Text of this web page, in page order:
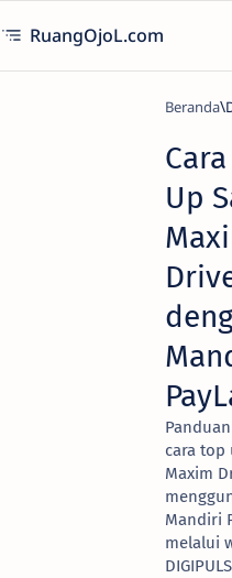
RuangOjoL.com
Beranda
Up
cara top
Maxim
Mandiri
melalui